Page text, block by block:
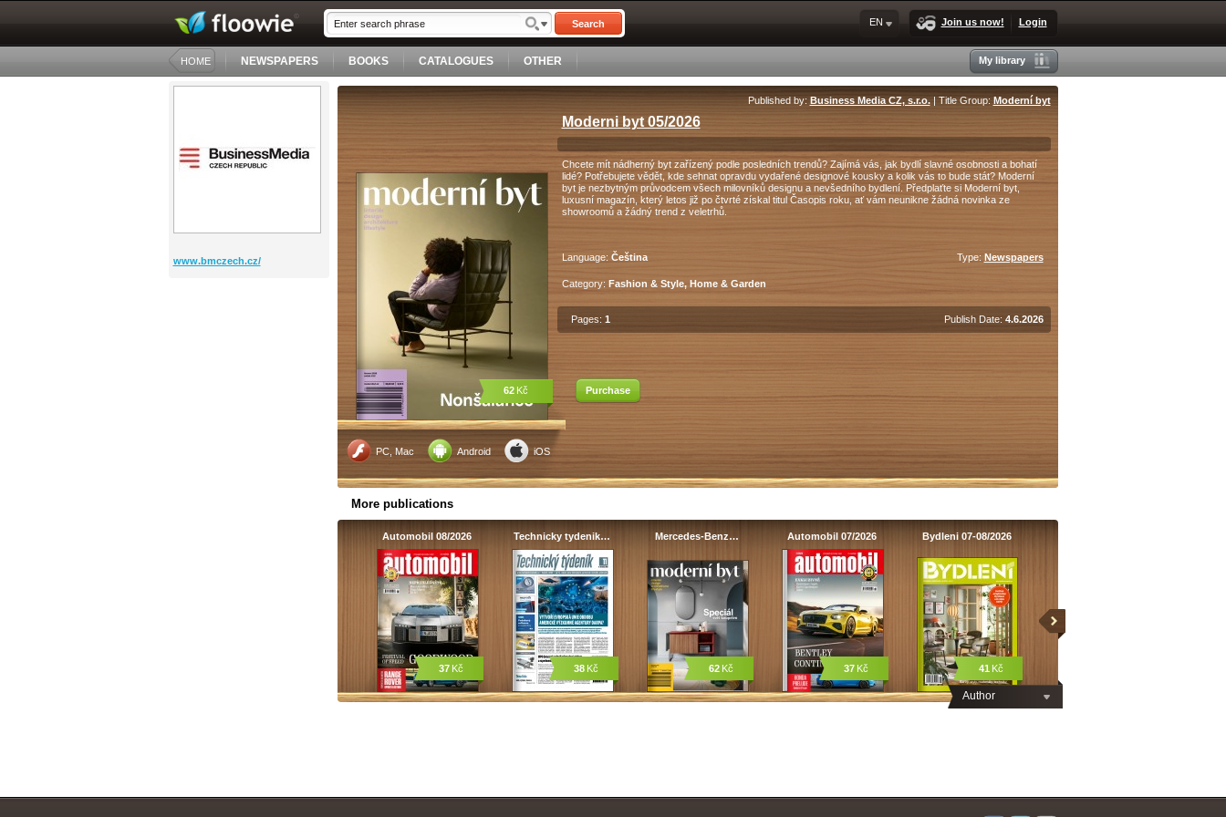
Search Join us now! Login
EN
HOME NEWSPAPERS BOOKS CATALOGUES OTHER My library
www.bmczech.cz/
PC, Mac Android iOS
62 Kč
Published by: Business Media CZ, s.r.o.| Title Group: Moderní byt
Moderni byt 05/2026
Chcete mít nádherný byt zařízený podle posledních trendů? Zajímá vás, jak bydlí slavné osobnosti a bohatí
lidé? Potřebujete vědět, kde sehnat opravdu vydařené designové kousky a kolik vás to bude stát? Moderní
byt je nezbytným průvodcem všech milovníků designu a nevšedního bydlení. Předplaťte si Moderní byt,
luxusní magazín, který letos již po čtvrté získal titul Časopis roku, ať vám neunikne žádná novinka ze
showroomů a žádný trend z veletrhů.
Language: Čeština Type: Newspapers
Category: Fashion & Style, Home & Garden
Pages: 1 Publish Date: 4.6.2026
Purchase
More publications
Author
Automobil 08/2026
37 Kč
Technicky tydenik…
38 Kč
Mercedes-Benz…
62 Kč
Automobil 07/2026
37 Kč
Bydleni 07-08/2026
41 Kč